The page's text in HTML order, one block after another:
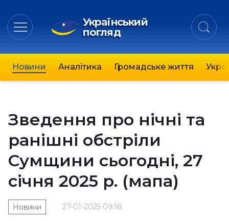
Український
погляд
Новини Аналітика Громадське життя
Зведення про нічні та
ранішні обстріли
Сумщини сьогодні, 27
січня 2025 р. (мапа)
27-01-2025 09:18
Новини